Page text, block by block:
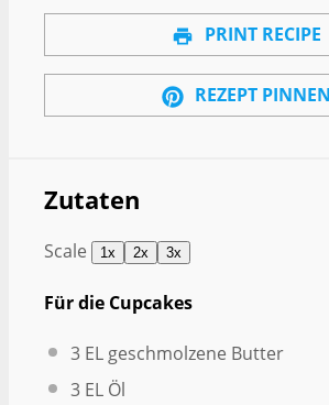
PRINT RECIPE
REZEPT PINNEN
Zutaten
Scale 1x 2x 3x
Für die Cupcakes
3 EL geschmolzene Butter
3 EL Öl